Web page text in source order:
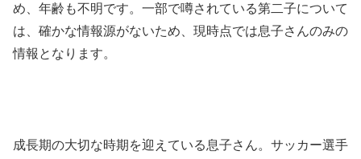
め、年齢も不明です。一部で噂されている第二子について
は、確かな情報源がないため、現時点では息子さんのみの
情報となります。
成長期の大切な時期を迎えている息子さん。サッカー選手